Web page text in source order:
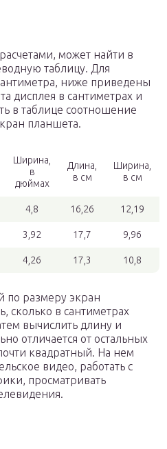
может найти в
таблицу. Для
ниже приведены
дисплея в сантиметрах и
в таблице соотношение
планшета.
Ширина,
в
дюймах
Длина,
в см
Ширина,
в см
4,8 16,26 12,19
3,92 17,7 9,96
4,26 17,3 10,8
по размеру экран
сколько в сантиметрах
вычислить длину и
отличается от остальных
квадратный. На нем
видео, работать с
просматривать